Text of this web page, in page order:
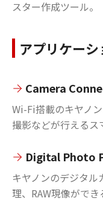
スター作成ツール。
アプリケーシ
Camera
Wi-Fi搭載のキヤノ
撮影などが行えるス
Digital Photo
キヤノンのデジタ
理、RAW現像ができ